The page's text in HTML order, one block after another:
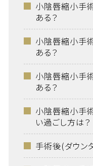
小陰唇縮小手
ある？
小陰唇縮小手
ある？
小陰唇縮小手
ある？
小陰唇縮小手
い過ごし方は？
手術後(ダウン